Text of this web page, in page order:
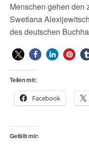
Menschen gehen den
Swetlana
des deutschen
Teilen mit:
Facebook
Gefällt mir: